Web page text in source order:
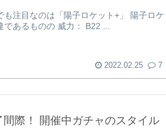
注目なのは「陽子ロケット+」 陽子ロケ
あるものの 威力： B22 ...
2022.02.25 7
間際！ 開催中ガチャのスタイル